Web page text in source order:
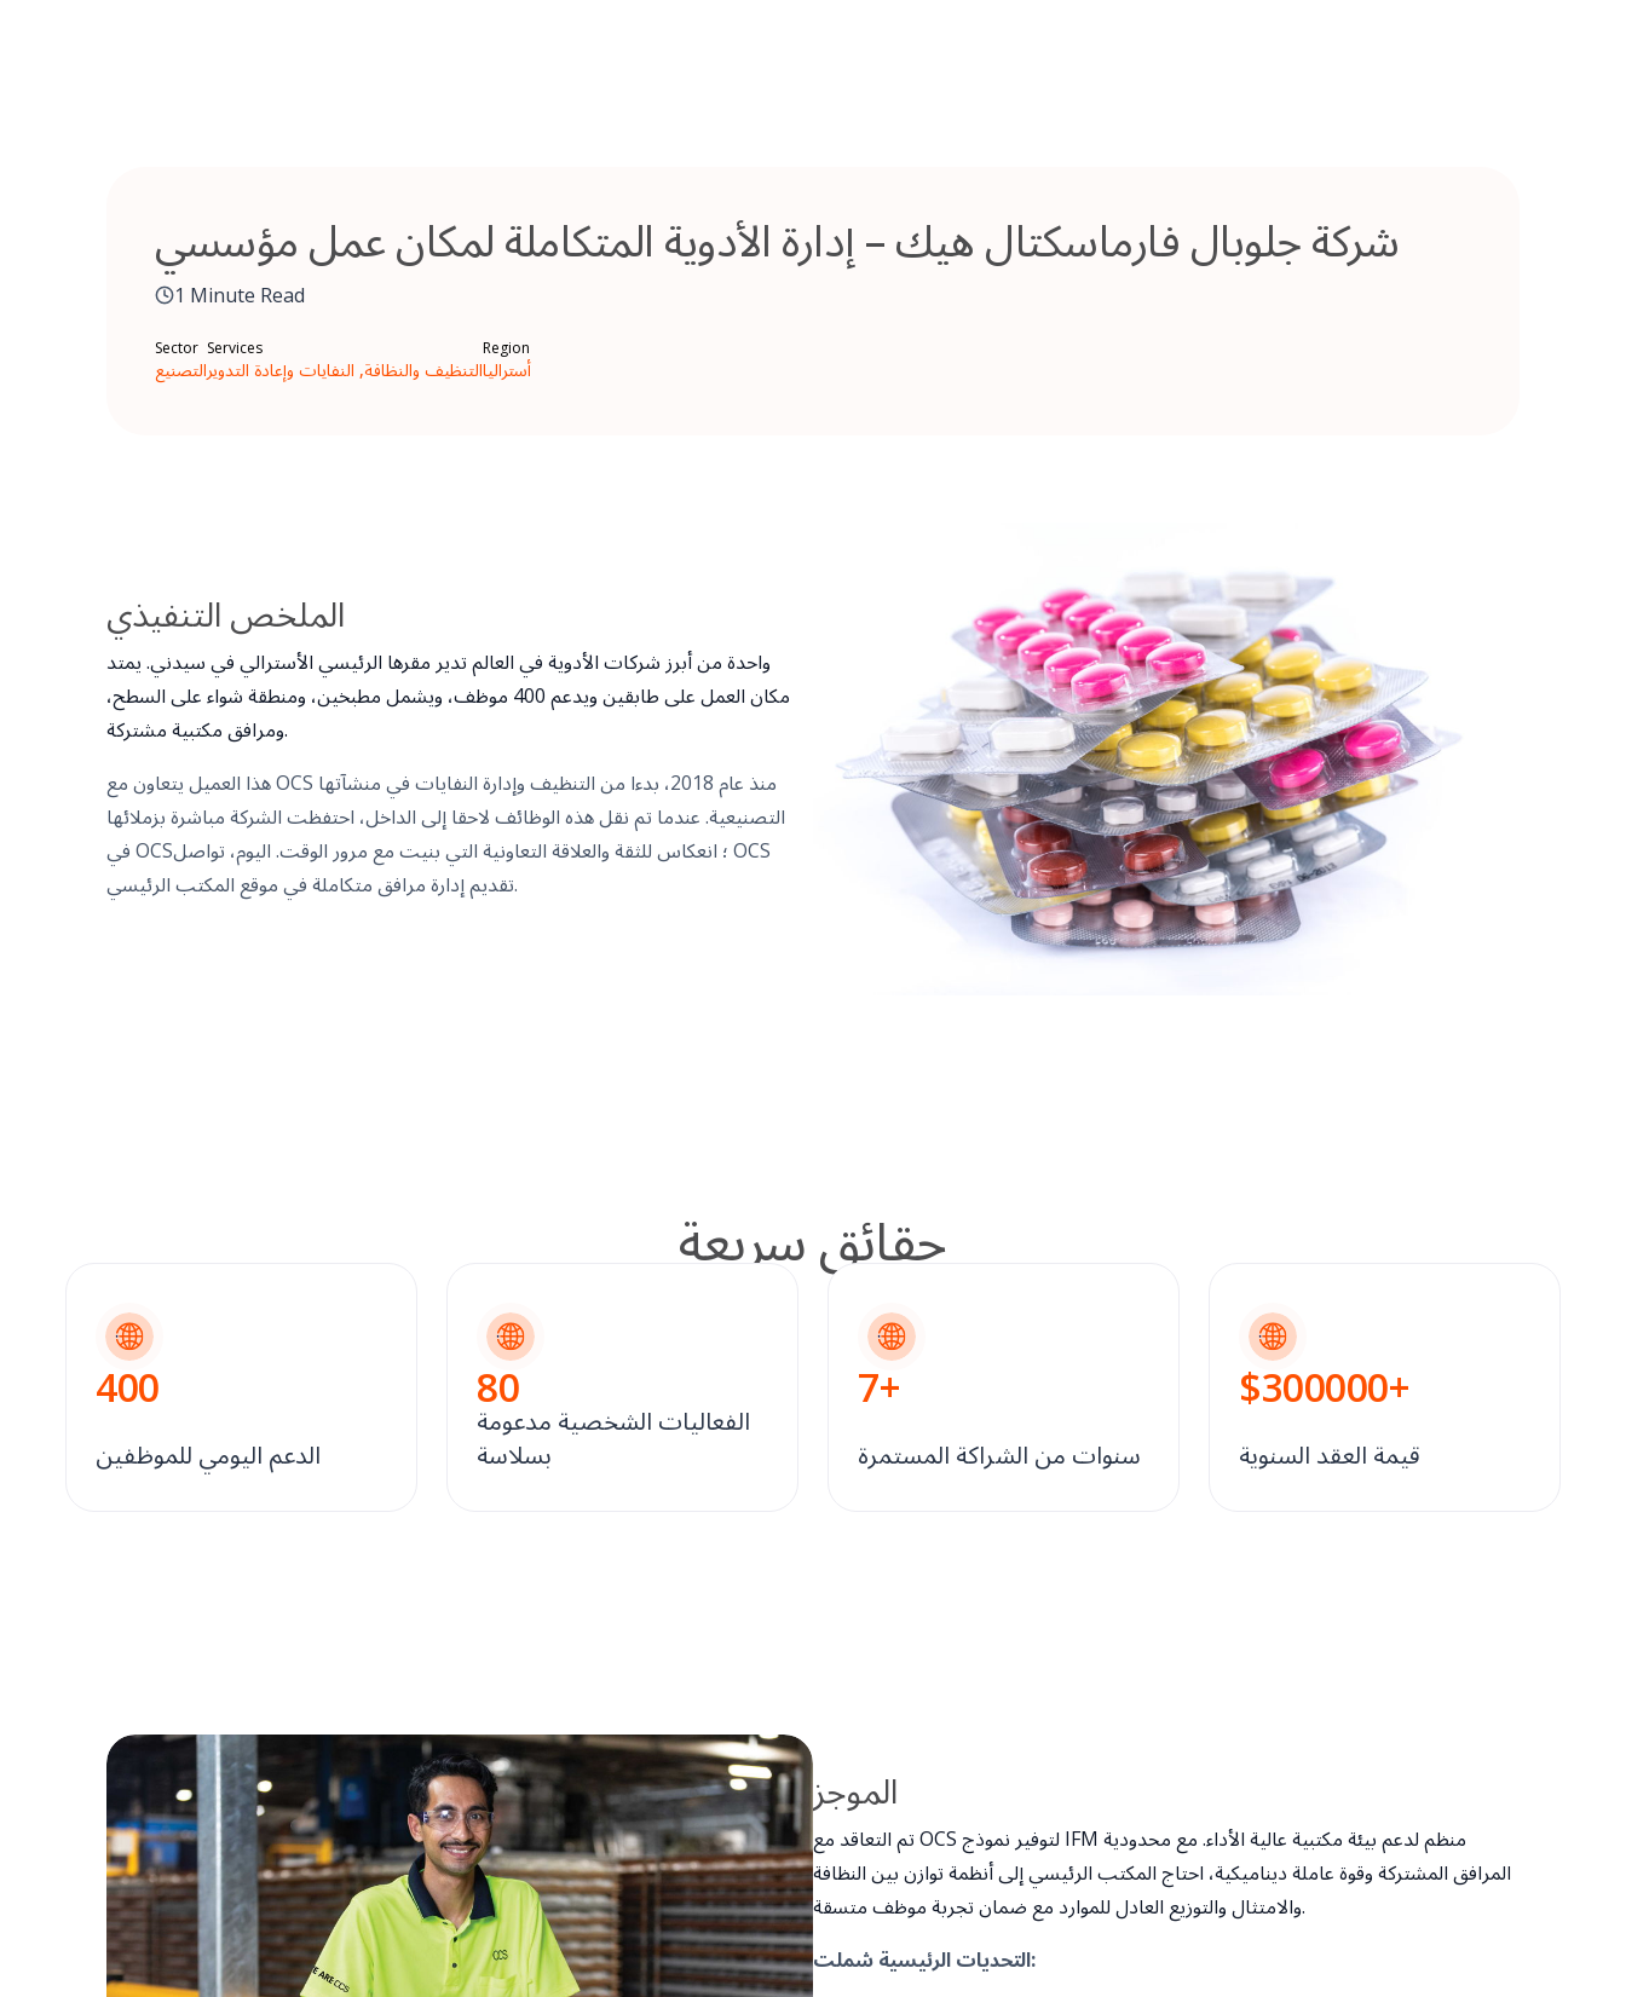
شركة جلوبال فارماسكتال هيك – إدارة الأدوية المتكاملة لمكان عمل مؤسسي
1 Minute Read
Sector
التصنيع
Services
التنظيف والنظافة, النفايات وإعادة التدوير
Region
أستراليا
الملخص التنفيذي
واحدة من أبرز شركات الأدوية في العالم تدير مقرها الرئيسي الأسترالي في سيدني. يمتد
مكان العمل على طابقين ويدعم 400 موظف، ويشمل مطبخين، ومنطقة شواء على السطح،
ومرافق مكتبية مشتركة.
هذا العميل يتعاون مع OCS منذ عام 2018، بدءا من التنظيف وإدارة النفايات في منشآتها
التصنيعية. عندما تم نقل هذه الوظائف لاحقا إلى الداخل، احتفظت الشركة مباشرة بزملائها
في OCS؛ انعكاس للثقة والعلاقة التعاونية التي بنيت مع مرور الوقت. اليوم، تواصل OCS
تقديم إدارة مرافق متكاملة في موقع المكتب الرئيسي.
حقائق سريعة
400
الدعم اليومي للموظفين
80
الفعاليات الشخصية مدعومة
بسلاسة
7+
سنوات من الشراكة المستمرة
$300000+
قيمة العقد السنوية
الموجز
تم التعاقد مع OCS لتوفير نموذج IFM منظم لدعم بيئة مكتبية عالية الأداء. مع محدودية
المرافق المشتركة وقوة عاملة ديناميكية، احتاج المكتب الرئيسي إلى أنظمة توازن بين النظافة
والامتثال والتوزيع العادل للموارد مع ضمان تجربة موظف متسقة.
التحديات الرئيسية شملت: